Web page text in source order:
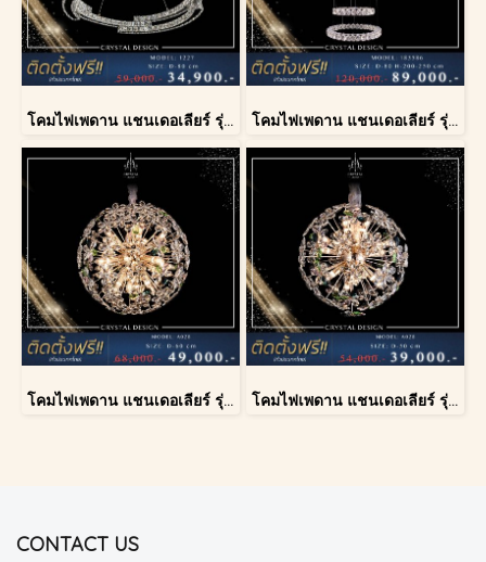
โคมไฟเพดาน แชนเดอเลียร์ รุ่น 1227 โคมไฟเพดาน แชนเดอเลียร์ รุ่น 183586
โคมไฟเพดาน แชนเดอเลียร์ รุ่น A028-D60 โคมไฟเพดาน แชนเดอเลียร์ รุ่น A028-D40
CONTACT US